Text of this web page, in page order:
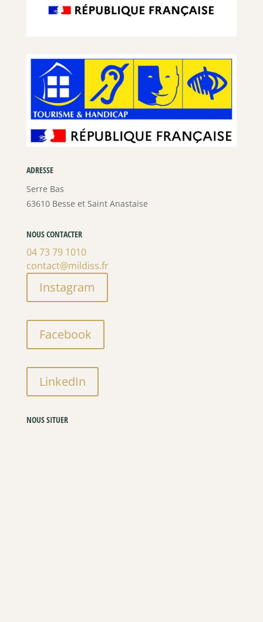
ADRESSE
Serre Bas
63610 Besse et Saint Anastaise
NOUS CONTACTER
04 73 79 1010
contact@mildiss.fr
Instagram
Facebook
LinkedIn
NOUS SITUER